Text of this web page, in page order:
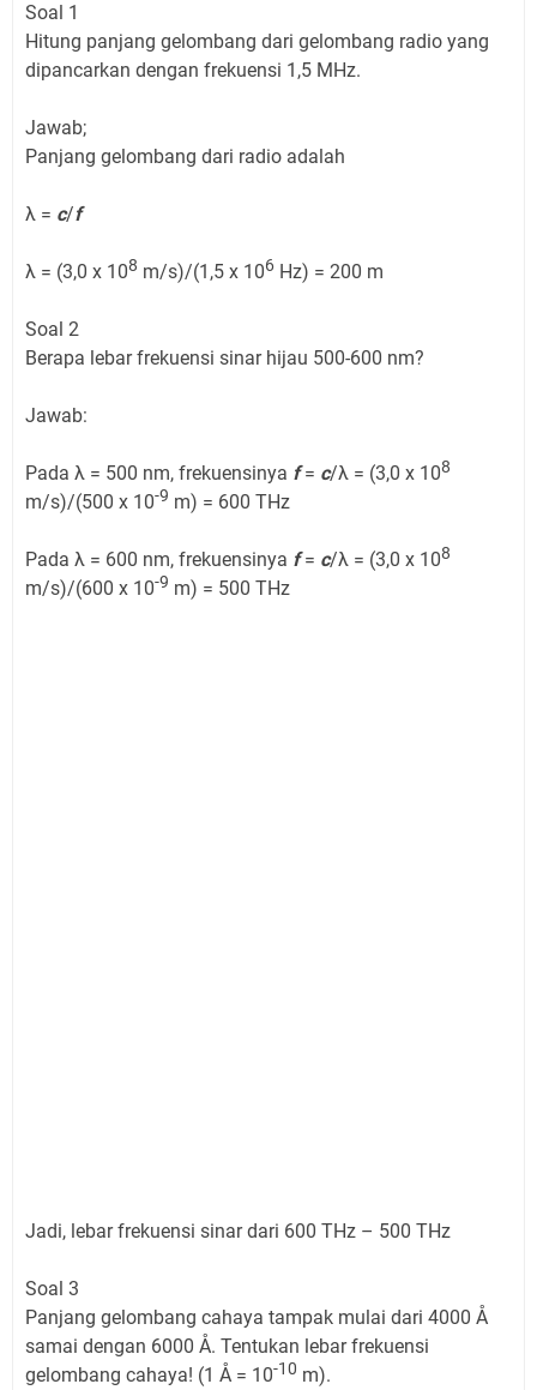
Soal 1
Hitung panjang gelombang dari gelombang radio yang
dipancarkan dengan frekuensi 1,5 MHz.
Jawab;
Panjang gelombang dari radio adalah
λ = c/f
λ = (3,0 x 108 m/s)/(1,5 x 106 Hz) = 200 m
Soal 2
Berapa lebar frekuensi sinar hijau 500-600 nm?
Jawab:
Pada λ = 500 nm, frekuensinya f= c/λ = (3,0 x 108
m/s)/(500 x 10-9 m) = 600 THz
Pada λ = 600 nm, frekuensinya f= c/λ = (3,0 x 108
m/s)/(600 x 10-9 m) = 500 THz
Jadi, lebar frekuensi sinar dari 600 THz – 500 THz
Soal 3
Panjang gelombang cahaya tampak mulai dari 4000 Å
samai dengan 6000 Å. Tentukan lebar frekuensi
gelombang cahaya! (1 Å = 10-10 m)​.